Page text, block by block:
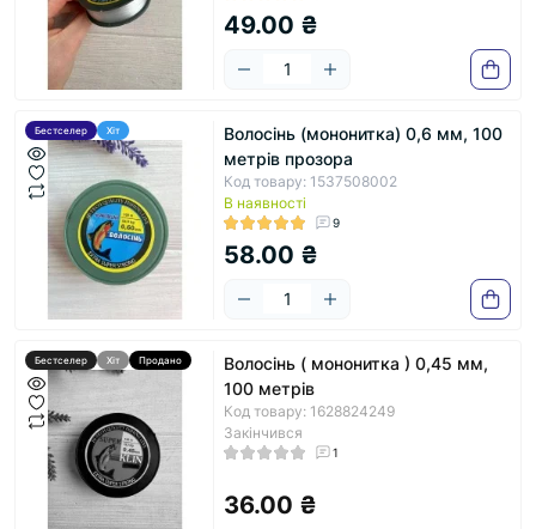
49.00 ₴
Бестселер Хіт
Волосінь (мононитка) 0,6 мм, 100
метрів прозора
Код товару: 1537508002
В наявності
9
58.00 ₴
Бестселер Хіт Продано
Волосінь ( мононитка ) 0,45 мм,
100 метрів
Код товару: 1628824249
Закінчився
1
36.00 ₴